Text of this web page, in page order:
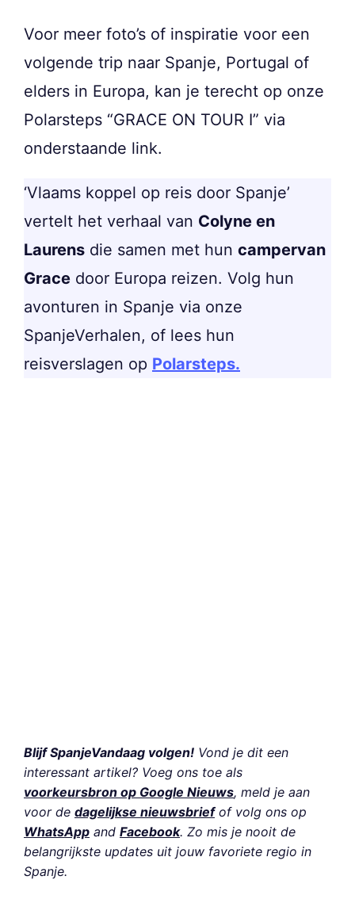
Voor meer foto’s of inspiratie voor een
volgende trip naar Spanje, Portugal of
elders in Europa, kan je terecht op onze
Polarsteps “GRACE ON TOUR I” via
onderstaande link.
‘Vlaams koppel op reis door Spanje’
vertelt het verhaal van Colyne en
Laurens die samen met hun campervan
Grace door Europa reizen. Volg hun
avonturen in Spanje via onze
SpanjeVerhalen, of lees hun
reisverslagen op Polarsteps.
Blijf SpanjeVandaag volgen! Vond je dit een
interessant artikel? Voeg ons toe als
voorkeursbron op Google Nieuws, meld je aan
voor de dagelijkse nieuwsbriefof volg ons op
WhatsApp and Facebook. Zo mis je nooit de
belangrijkste updates uit jouw favoriete regio in
Spanje.